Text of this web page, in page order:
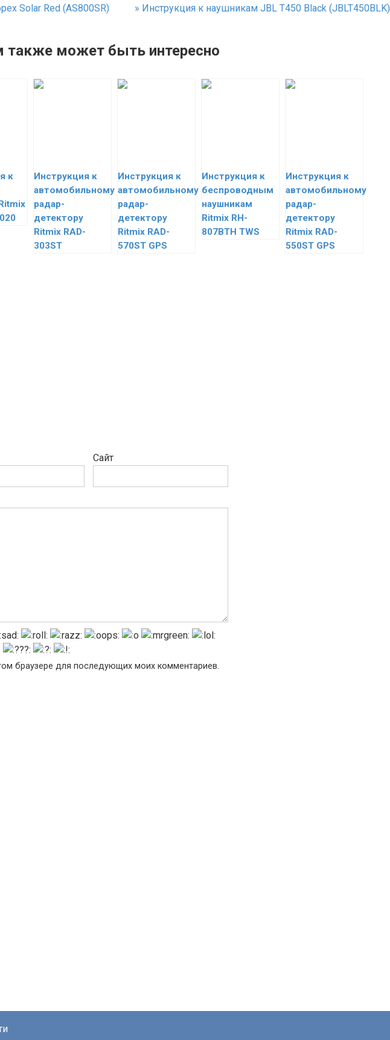
Solar Red (AS800SR) » Инструкция к наушникам JBL T450 Black (JBLT450BLK)
также может быть интересно
к
Инструкция к
автомобильному
радар-
детектору
Ritmix RAD-
303ST
Инструкция к
автомобильному
радар-
детектору
Ritmix RAD-
570ST GPS
Инструкция к
беспроводным
наушникам
Ritmix RH-
807BTH TWS
Инструкция к
автомобильному
радар-
детектору
Ritmix RAD-
550ST GPS
Сайт
браузере для последующих моих комментариев.